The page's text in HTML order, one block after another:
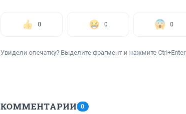
0 0 0
Увидели опечатку? Выделите фрагмент и нажмите Ctrl+Enter
КОММЕНТАРИИ 0